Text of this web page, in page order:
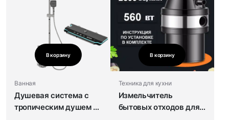
В корзину
Ванная
Душевая система с
тропическим душем и
В корзину
Техника для кухни
Измельчитель
бытовых отходов для